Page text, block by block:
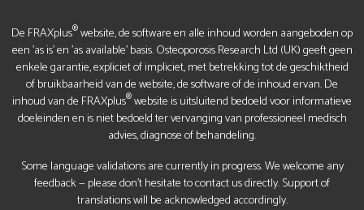
De FRAXplus®website, de software en alle inhoud worden aangeboden op
een 'as is' en 'as available' basis. Osteoporosis Research Ltd (UK) geeft geen
enkele garantie, expliciet of impliciet, met betrekking tot de geschiktheid
of bruikbaarheid van de website, de software of de inhoud ervan. De
inhoud van de FRAXplus®website is uitsluitend bedoeld voor informatieve
doeleinden en is niet bedoeld ter vervanging van professioneel medisch
advies, diagnose of behandeling.
Some language validations are currently in progress. We welcome any
feedback — please don’t hesitate to contact us directly. Support of
translations will be acknowledged accordingly.